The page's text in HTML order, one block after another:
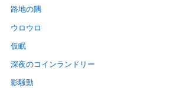
路地の隅
ウロウロ
仮眠
深夜のコインランドリー
影騒動